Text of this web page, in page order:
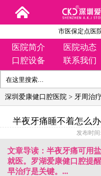
市医保定点医
医院简介 医院动态
口腔设备
联系我们
深圳爱康健口腔医院 > 牙周治疗
半夜牙痛睡不着怎么
发布时间
文章导读：半夜牙痛可用
就医。罗湖爱康健口腔提
早治疗是关键。...